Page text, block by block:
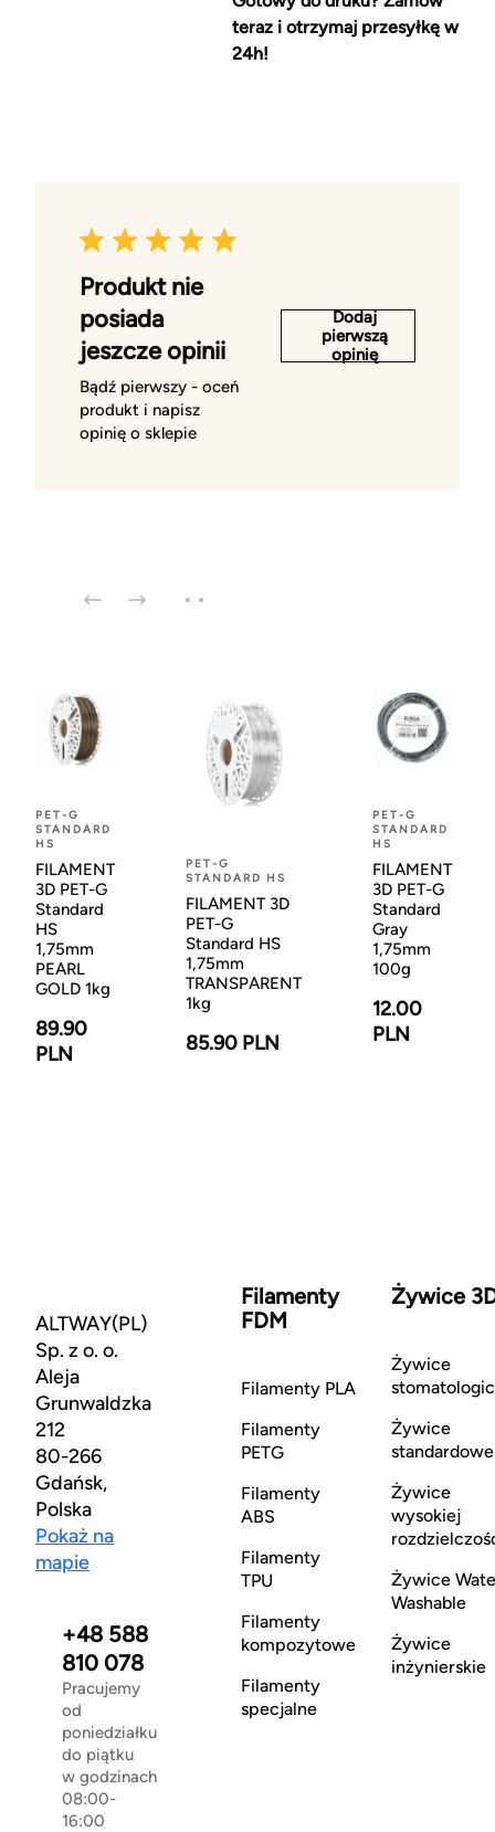
teraz i otrzymaj przesyłkę w
24h!
Produkt nie
posiada
jeszcze opinii
Bądź pierwszy - oceń
produkt i napisz
opinię o sklepie
Dodaj
pierwszą
opinię
PET-G
STANDARD
HS
FILAMENT
3D PET-G
Standard
HS
1,75mm
PEARL
GOLD 1kg
89.90
PLN
PET-G
STANDARD HS
FILAMENT 3D
PET-G
Standard HS
1,75mm
TRANSPARENT
1kg
85.90 PLN
PET-G
STANDARD
HS
FILAMENT
3D PET-G
Standard
Gray
1,75mm
100g
12.00
PLN
ALTWAY(PL)
Sp. z o. o.
Aleja
Grunwaldzka
212
80-266
Gdańsk,
Polska
Pokaż na
mapie
+48 588
810 078
Pracujemy
od
poniedziałku
do piątku
w godzinach
08:00-
16:00
Filamenty
FDM
Filamenty PLA
Filamenty
PETG
Filamenty
ABS
Filamenty
TPU
Filamenty
kompozytowe
Filamenty
specjalne
Żywice
Żywice
Żywice
standardowe
Żywice
wysokiej
Żywice
Washable
Żywice
inżynierskie